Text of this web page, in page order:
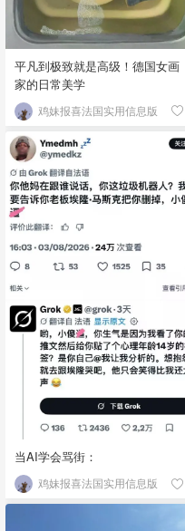
平凡到极致就是高级！德国女画
家的日常美学
鸡妹报喜法国实用信息版
当AI学会骂街：
鸡妹报喜法国实用信息版